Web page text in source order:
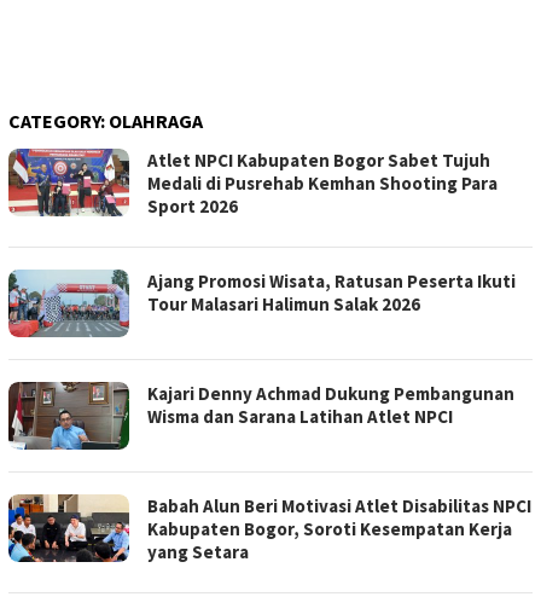
CATEGORY: OLAHRAGA
Atlet NPCI Kabupaten Bogor Sabet Tujuh
Medali di Pusrehab Kemhan Shooting Para
Sport 2026
Ajang Promosi Wisata, Ratusan Peserta Ikuti
Tour Malasari Halimun Salak 2026
Kajari Denny Achmad Dukung Pembangunan
Wisma dan Sarana Latihan Atlet NPCI
Babah Alun Beri Motivasi Atlet Disabilitas NPCI
Kabupaten Bogor, Soroti Kesempatan Kerja
yang Setara